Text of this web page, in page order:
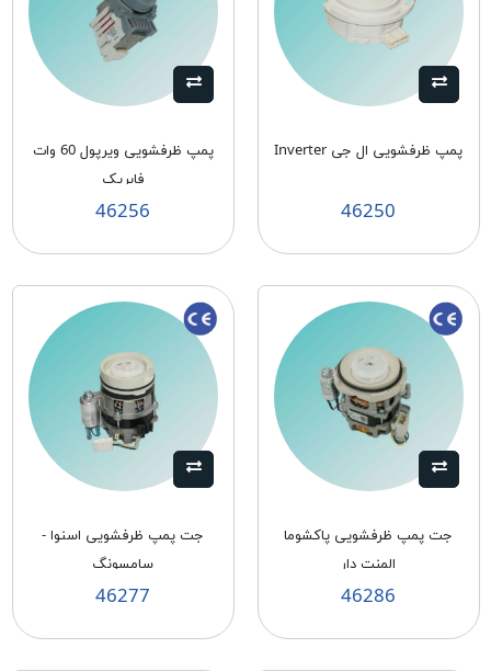
پمپ ظرفشویی ال جی Inverter
46250
پمپ ظرفشویی ویرپول 60 وات
فابریک
46256
جت پمپ ظرفشويی پاكشوما
المنت دار
46286
جت پمپ ظرفشویی اسنوا -
سامسونگ
46277